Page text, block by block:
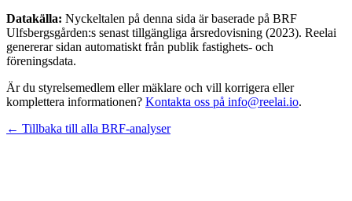
Datakälla: Nyckeltalen på denna sida är baserade på BRF
Ulfsbergsgården:s senast tillgängliga årsredovisning (2023). Reelai
genererar sidan automatiskt från publik fastighets- och
föreningsdata.
Är du styrelsemedlem eller mäklare och vill korrigera eller
komplettera informationen? Kontakta oss på info@reelai.io.
← Tillbaka till alla BRF-analyser